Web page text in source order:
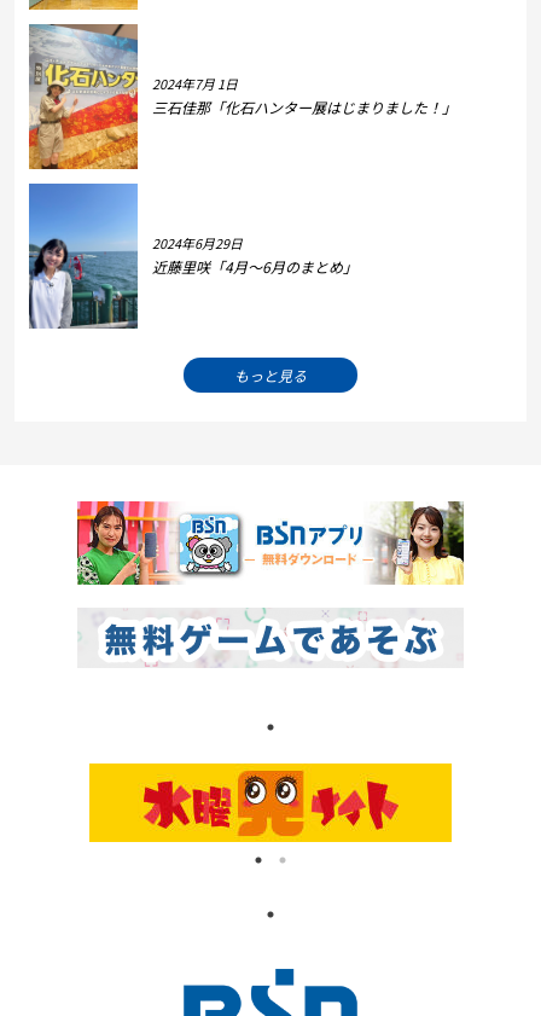
2024年7月 1日
三石佳那「化石ハンター展はじまりました！」
2024年6月29日
近藤里咲「4月～6月のまとめ」
もっと見る